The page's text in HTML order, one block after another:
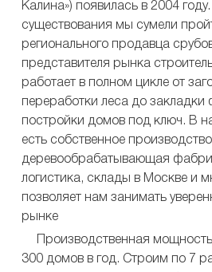
Калина») появилась в 2004
существования мы сумели
регионального продавца
представителя рынка
работает в полном цикле от
переработки леса до закладки
постройки домов под ключ. В
есть собственное
деревообрабатывающая
логистика, склады в Москве и
позволяет нам занимать
рынке
Производственная
300 домов в год. Строим по 7